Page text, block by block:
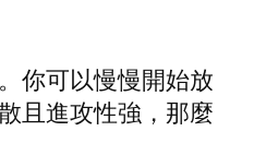
你可以慢慢開始放
且進攻性強，那麼